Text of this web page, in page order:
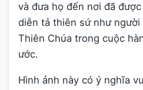
và đưa họ đến nơi đã
diễn tả thiên sứ như
Thiên Chúa trong cuộc
ước.
Hình ảnh này có ý nghĩa